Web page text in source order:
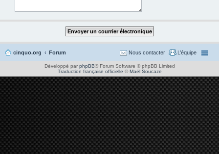
cinquo.org Forum L’équipe
Nous contacter
Développé par phpBB® Forum Software © phpBB Limited
Traduction française officielle ©Maël Soucaze